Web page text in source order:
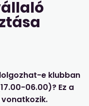
e klubban
06.00)? Ez a